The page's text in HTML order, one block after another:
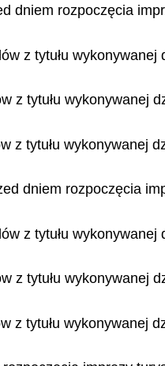
dniem rozpoczęcia
z tytułu
z tytułu wykonywanej
z tytułu wykonywanej
dniem rozpoczęcia
z tytułu
z tytułu wykonywanej
z tytułu wykonywanej